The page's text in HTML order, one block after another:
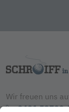
Wir freuen uns
0421 53709-